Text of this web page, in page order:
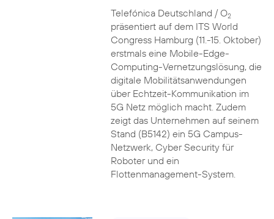
Telefónica Deutschland / O2
präsentiert auf dem ITS World
Congress Hamburg (11.-15. Oktober)
erstmals eine Mobile-Edge-
Computing-Vernetzungslösung, die
digitale Mobilitätsanwendungen
über Echtzeit-Kommunikation im
5G Netz möglich macht. Zudem
zeigt das Unternehmen auf seinem
Stand (B5142) ein 5G Campus-
Netzwerk, Cyber Security für
Roboter und ein
Flottenmanagement-System.